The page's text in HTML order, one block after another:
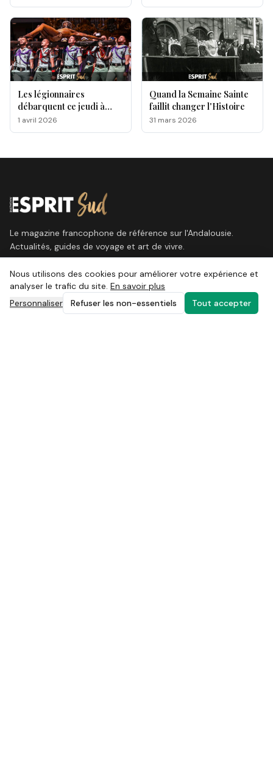
Les légionnaires
débarquent ce jeudi à
Málaga, voici le
programme !
1 avril 2026
Quand la Semaine Sainte
faillit changer l'Histoire
31 mars 2026
Le magazine francophone de référence sur l'Andalousie.
Actualités, guides de voyage et art de vivre.
LE MAGAZINE
Nous utilisons des cookies pour améliorer votre expérience et
analyser le trafic du site. En savoir plus
Personnaliser
Refuser les non-essentiels Tout accepter